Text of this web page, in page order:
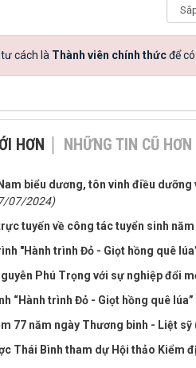
cách là Thành viên chính thứcđể
HƠN NHỮNG TIN CŨ HƠN
biểu dương, tôn vinh điều
07/2024)
tuyến về công tác tuyển sinh năm
"Hành trình Đỏ - Giọt hồng quê
Phú Trọng với sự nghiệp đổi
“Hành trình Đỏ - Giọt hồng quê
77 năm ngày Thương binh - Liệt
Thái Bình tham dự Hội thảo Kiểm